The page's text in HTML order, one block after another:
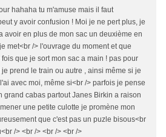
hahaha tu m'amuse mais il faut
y avoir confusion ! Moi je ne pert plus, je
avoir en plus de mon sac un deuxième en
met<br /> l'ouvrage du moment et que
que je sort mon sac a main ! pas pour
prend le train ou autre , ainsi même si je
avec moi, même si<br /> parfois je pense
grand cabas partout Janes Birkin a raison
une petite culotte je promène mon
que c'est pas un puzle bisous<br
/> <br /> <br /> <br />